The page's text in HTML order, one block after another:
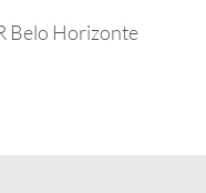
Belo Horizonte